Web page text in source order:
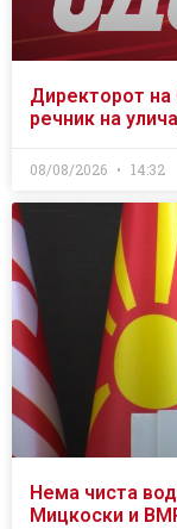
Директорот на
речник на
08/08/2026 14:32
Нема чиста
Мицкоски и